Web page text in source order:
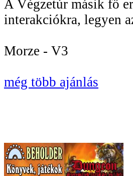
A Végzetúr másik fő
interakciókra, legyen
Morze - V3
még több ajánlás